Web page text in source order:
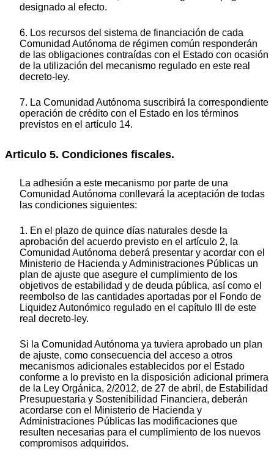
designado al efecto.
6. Los recursos del sistema de financiación de cada
Comunidad Autónoma de régimen común responderán
de las obligaciones contraídas con el Estado con ocasión
de la utilización del mecanismo regulado en este real
decreto-ley.
7. La Comunidad Autónoma suscribirá la correspondiente
operación de crédito con el Estado en los términos
previstos en el artículo 14.
Articulo 5. Condiciones fiscales.
La adhesión a este mecanismo por parte de una
Comunidad Autónoma conllevará la aceptación de todas
las condiciones siguientes:
1. En el plazo de quince días naturales desde la
aprobación del acuerdo previsto en el artículo 2, la
Comunidad Autónoma deberá presentar y acordar con el
Ministerio de Hacienda y Administraciones Públicas un
plan de ajuste que asegure el cumplimiento de los
objetivos de estabilidad y de deuda pública, así como el
reembolso de las cantidades aportadas por el Fondo de
Liquidez Autonómico regulado en el capítulo III de este
real decreto-ley.
Si la Comunidad Autónoma ya tuviera aprobado un plan
de ajuste, como consecuencia del acceso a otros
mecanismos adicionales establecidos por el Estado
conforme a lo previsto en la disposición adicional primera
de la Ley Orgánica, 2/2012, de 27 de abril, de Estabilidad
Presupuestaria y Sostenibilidad Financiera, deberán
acordarse con el Ministerio de Hacienda y
Administraciones Públicas las modificaciones que
resulten necesarias para el cumplimiento de los nuevos
compromisos adquiridos.